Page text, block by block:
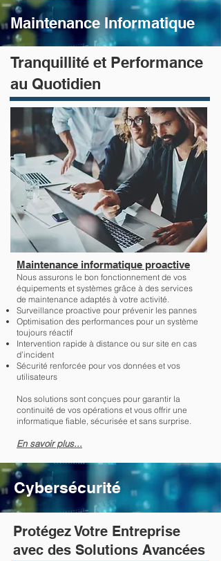
Maintenance Informatique
Tranquillité et Performance
au Quotidien
Maintenance informatique proactive
Nous assurons le bon fonctionnement de vos
équipements et systèmes grâce à des services
de maintenance adaptés à votre activité.
Surveillance proactive pour prévenir les pannes
Optimisation des performances pour un système
toujours réactif
Intervention rapide à distance ou sur site en cas
d’incident
Sécurité renforcée pour vos données et vos
utilisateurs
Nos solutions sont conçues pour garantir la
continuité de vos opérations et vous offrir une
informatique fiable, sécurisée et sans surprise.
En savoir plus...
Cybersécurité
Protégez Votre Entreprise
avec des Solutions Avancées